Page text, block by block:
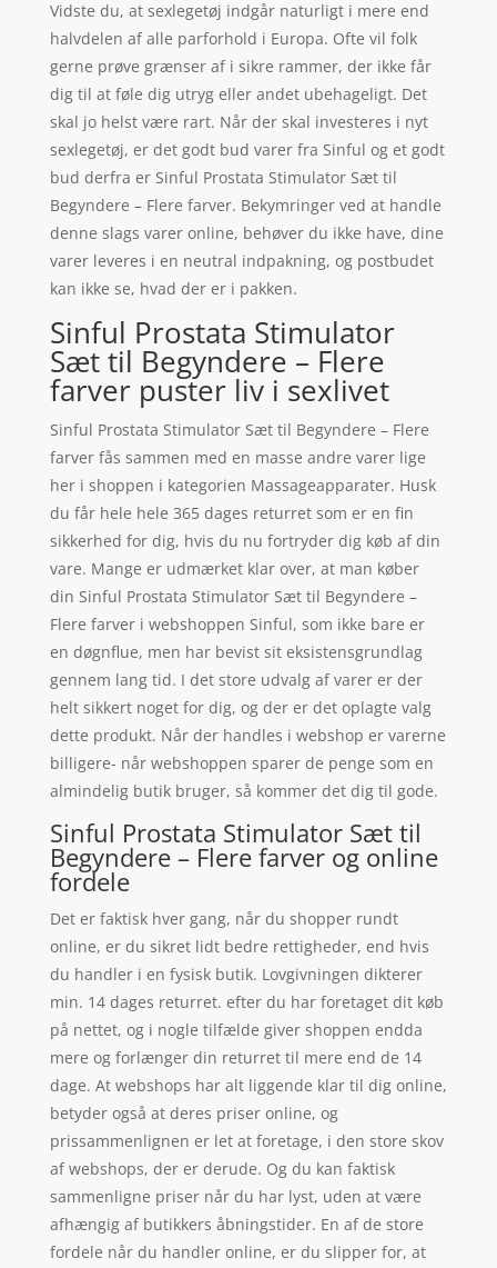
Vidste du, at sexlegetøj indgår naturligt i mere end
halvdelen af alle parforhold i Europa. Ofte vil folk
gerne prøve grænser af i sikre rammer, der ikke får
dig til at føle dig utryg eller andet ubehageligt. Det
skal jo helst være rart. Når der skal investeres i nyt
sexlegetøj, er det godt bud varer fra Sinful og et godt
bud derfra er Sinful Prostata Stimulator Sæt til
Begyndere – Flere farver. Bekymringer ved at handle
denne slags varer online, behøver du ikke have, dine
varer leveres i en neutral indpakning, og postbudet
kan ikke se, hvad der er i pakken.
Sinful Prostata Stimulator
Sæt til Begyndere – Flere
farver puster liv i sexlivet
Sinful Prostata Stimulator Sæt til Begyndere – Flere
farver fås sammen med en masse andre varer lige
her i shoppen i kategorien Massageapparater. Husk
du får hele hele 365 dages returret som er en fin
sikkerhed for dig, hvis du nu fortryder dig køb af din
vare. Mange er udmærket klar over, at man køber
din Sinful Prostata Stimulator Sæt til Begyndere –
Flere farver i webshoppen Sinful, som ikke bare er
en døgnflue, men har bevist sit eksistensgrundlag
gennem lang tid. I det store udvalg af varer er der
helt sikkert noget for dig, og der er det oplagte valg
dette produkt. Når der handles i webshop er varerne
billigere- når webshoppen sparer de penge som en
almindelig butik bruger, så kommer det dig til gode.
Sinful Prostata Stimulator Sæt til
Begyndere – Flere farver og online
fordele
Det er faktisk hver gang, når du shopper rundt
online, er du sikret lidt bedre rettigheder, end hvis
du handler i en fysisk butik. Lovgivningen dikterer
min. 14 dages returret. efter du har foretaget dit køb
på nettet, og i nogle tilfælde giver shoppen endda
mere og forlænger din returret til mere end de 14
dage. At webshops har alt liggende klar til dig online,
betyder også at deres priser online, og
prissammenlignen er let at foretage, i den store skov
af webshops, der er derude. Og du kan faktisk
sammenligne priser når du har lyst, uden at være
afhængig af butikkers åbningstider. En af de store
fordele når du handler online, er du slipper for, at